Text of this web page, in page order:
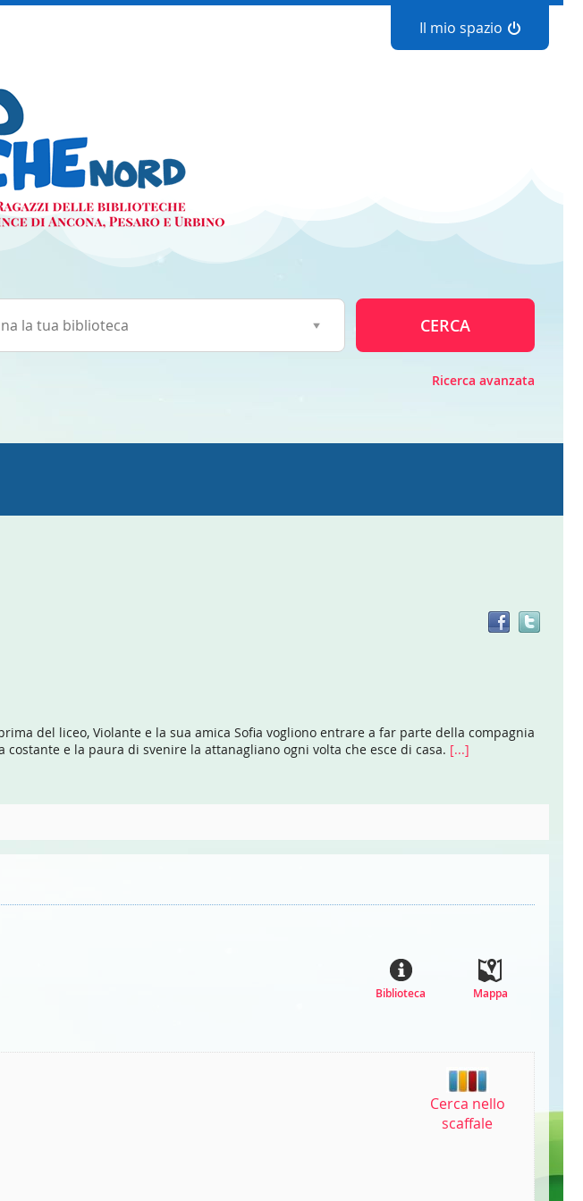
Il mio spazio
CERCA
Ricerca avanzata
del liceo, Violante e la sua amica Sofia vogliono entrare a far parte della compagnia
e la paura di svenire la attanagliano ogni volta che esce di casa. [...]
Mappa
Biblioteca
Cerca nello
scaffale